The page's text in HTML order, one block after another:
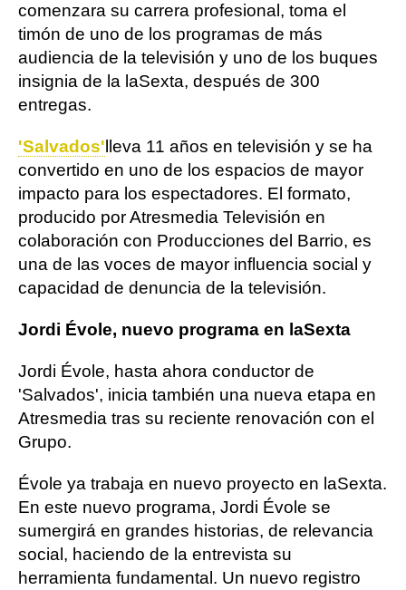
comenzara su carrera profesional, toma el
timón de uno de los programas de más
audiencia de la televisión y uno de los buques
insignia de la laSexta, después de 300
entregas.
'Salvados' lleva 11 años en televisión y se ha
convertido en uno de los espacios de mayor
impacto para los espectadores. El formato,
producido por Atresmedia Televisión en
colaboración con Producciones del Barrio, es
una de las voces de mayor influencia social y
capacidad de denuncia de la televisión.
Jordi Évole, nuevo programa en laSexta
Jordi Évole, hasta ahora conductor de
'Salvados', inicia también una nueva etapa en
Atresmedia tras su reciente renovación con el
Grupo.
Évole ya trabaja en nuevo proyecto en laSexta.
En este nuevo programa, Jordi Évole se
sumergirá en grandes historias, de relevancia
social, haciendo de la entrevista su
herramienta fundamental. Un nuevo registro